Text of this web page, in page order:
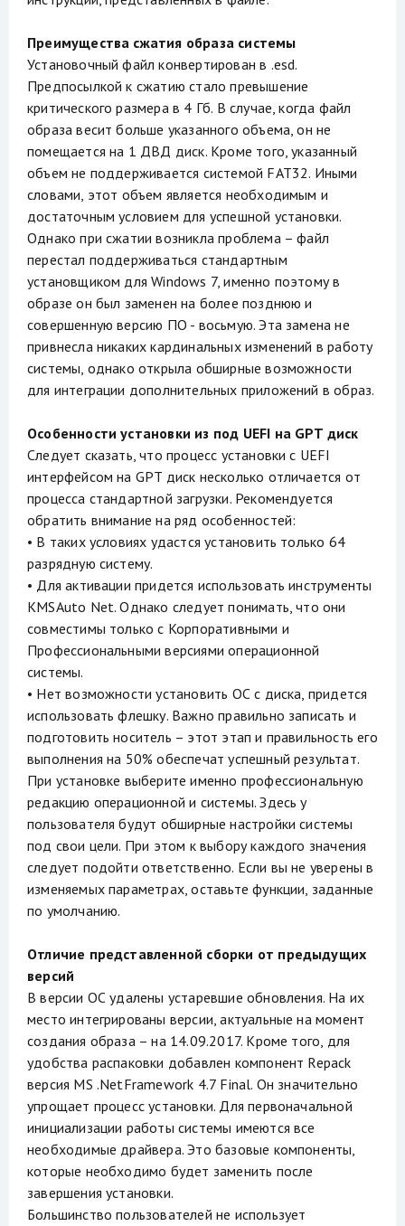
Преимущества сжатия образа системы
Установочный файл конвертирован в .esd.
Предпосылкой к сжатию стало превышение
критического размера в 4 Гб. В случае, когда файл
образа весит больше указанного объема, он не
помещается на 1 ДВД диск. Кроме того, указанный
объем не поддерживается системой FAT32. Иными
словами, этот объем является необходимым и
достаточным условием для успешной установки.
Однако при сжатии возникла проблема – файл
перестал поддерживаться стандартным
установщиком для Windows 7, именно поэтому в
образе он был заменен на более позднюю и
совершенную версию ПО - восьмую. Эта замена не
привнесла никаких кардинальных изменений в работу
системы, однако открыла обширные возможности
для интеграции дополнительных приложений в образ.
Особенности установки из под UEFI на GPT диск
Следует сказать, что процесс установки с UEFI
интерфейсом на GPT диск несколько отличается от
процесса стандартной загрузки. Рекомендуется
обратить внимание на ряд особенностей:
• В таких условиях удастся установить только 64
разрядную систему.
• Для активации придется использовать инструменты
KMSAuto Net. Однако следует понимать, что они
совместимы только с Корпоративными и
Профессиональными версиями операционной
системы.
• Нет возможности установить ОС с диска, придется
использовать флешку. Важно правильно записать и
подготовить носитель – этот этап и правильность его
выполнения на 50% обеспечат успешный результат.
При установке выберите именно профессиональную
редакцию операционной и системы. Здесь у
пользователя будут обширные настройки системы
под свои цели. При этом к выбору каждого значения
следует подойти ответственно. Если вы не уверены в
изменяемых параметрах, оставьте функции, заданные
по умолчанию.
Отличие представленной сборки от предыдущих
версий
В версии ОС удалены устаревшие обновления. На их
место интегрированы версии, актуальные на момент
создания образа – на 14.09.2017. Кроме того, для
удобства распаковки добавлен компонент Repack
версия MS .NetFramework 4.7 Final. Он значительно
упрощает процесс установки. Для первоначальной
инициализации работы системы имеются все
необходимые драйвера. Это базовые компоненты,
которые необходимо будет заменить после
завершения установки.
Большинство пользователей не использует